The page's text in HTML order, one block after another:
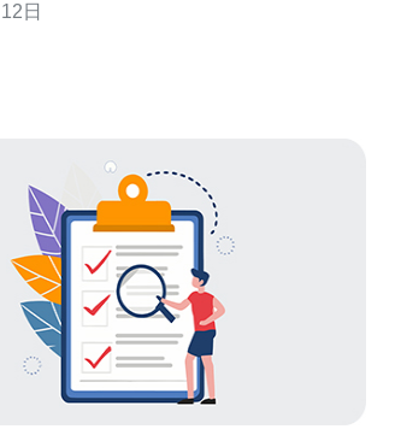
拥有先进的网络基础设施和技术支持。
日